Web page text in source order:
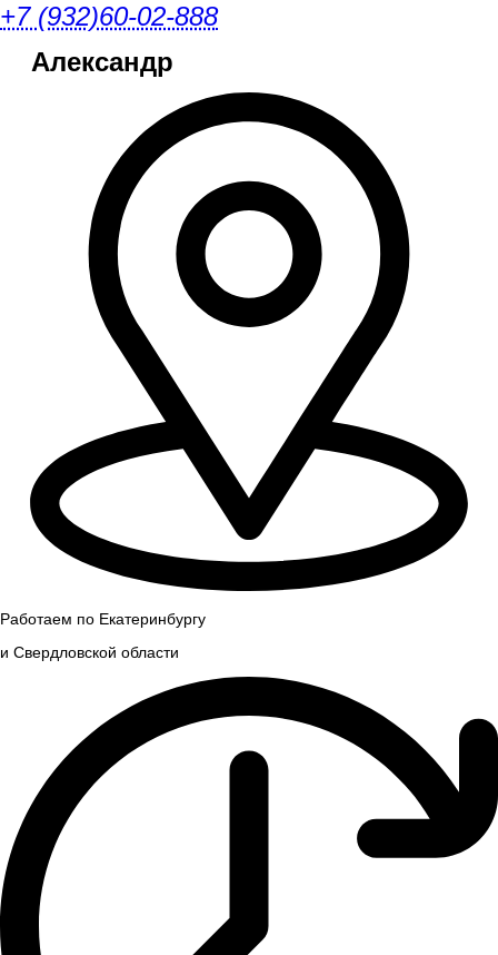
+7 (932)60-02-888
Александр
Работаем по Екатеринбургу
и Свердловской области